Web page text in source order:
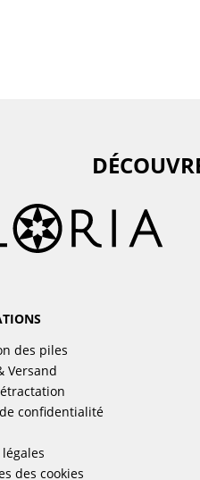
des piles
Versand
confidentialité
des cookies